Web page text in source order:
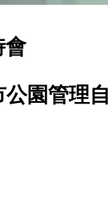
會
園管理自